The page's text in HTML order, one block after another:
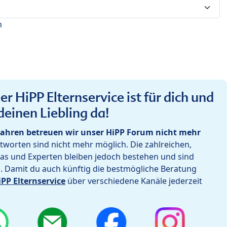
HiPP Elternservice ist für dich und
Liebling da!
betreuen wir unser HiPP Forum nicht mehr
sind nicht mehr möglich. Die zahlreichen,
und Experten bleiben jedoch bestehen und sind
du auch künftig die bestmögliche Beratung
Elternservice über verschiedene Kanäle jederzeit